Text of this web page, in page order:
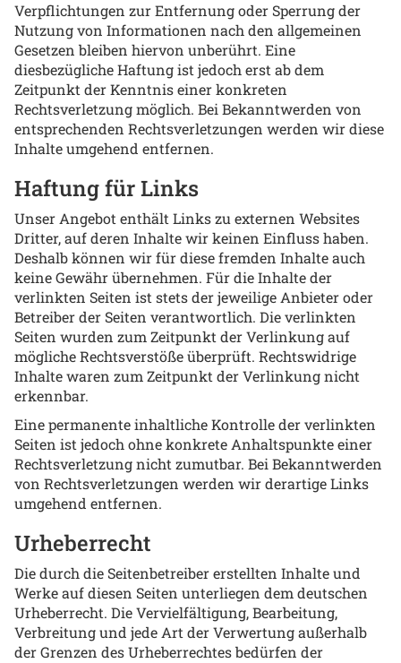
Verpflichtungen zur Entfernung oder Sperrung der
Nutzung von Informationen nach den allgemeinen
Gesetzen bleiben hiervon unberührt. Eine
diesbezügliche Haftung ist jedoch erst ab dem
Zeitpunkt der Kenntnis einer konkreten
Rechtsverletzung möglich. Bei Bekanntwerden von
entsprechenden Rechtsverletzungen werden wir diese
Inhalte umgehend entfernen.
Haftung für Links
Unser Angebot enthält Links zu externen Websites
Dritter, auf deren Inhalte wir keinen Einfluss haben.
Deshalb können wir für diese fremden Inhalte auch
keine Gewähr übernehmen. Für die Inhalte der
verlinkten Seiten ist stets der jeweilige Anbieter oder
Betreiber der Seiten verantwortlich. Die verlinkten
Seiten wurden zum Zeitpunkt der Verlinkung auf
mögliche Rechtsverstöße überprüft. Rechtswidrige
Inhalte waren zum Zeitpunkt der Verlinkung nicht
erkennbar.
Eine permanente inhaltliche Kontrolle der verlinkten
Seiten ist jedoch ohne konkrete Anhaltspunkte einer
Rechtsverletzung nicht zumutbar. Bei Bekanntwerden
von Rechtsverletzungen werden wir derartige Links
umgehend entfernen.
Urheberrecht
Die durch die Seitenbetreiber erstellten Inhalte und
Werke auf diesen Seiten unterliegen dem deutschen
Urheberrecht. Die Vervielfältigung, Bearbeitung,
Verbreitung und jede Art der Verwertung außerhalb
der Grenzen des Urheberrechtes bedürfen der